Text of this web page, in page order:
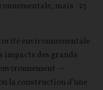
mais -23
environnementale
impacts des grands
—
la construction d’une